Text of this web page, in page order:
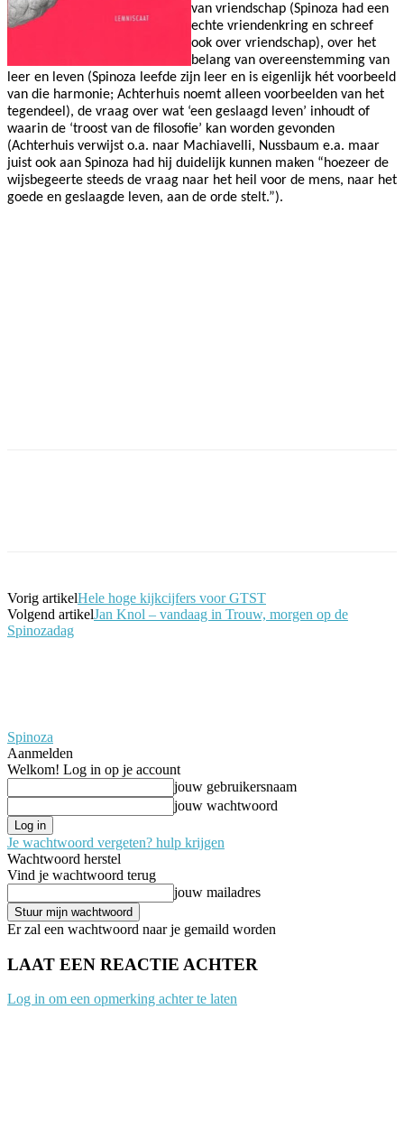
van vriendschap (Spinoza had een
echte vriendenkring en schreef
ook over vriendschap), over het
belang van overeenstemming van
leer en leven (Spinoza leefde zijn leer en is eigenlijk hét voorbeeld
van die harmonie; Achterhuis noemt alleen voorbeelden van het
tegendeel), de vraag over wat ‘een geslaagd leven’ inhoudt of
waarin de ‘troost van de filosofie’ kan worden gevonden
(Achterhuis verwijst o.a. naar Machiavelli, Nussbaum e.a. maar
juist ook aan Spinoza had hij duidelijk kunnen maken “hoezeer de
wijsbegeerte steeds de vraag naar het heil voor de mens, naar het
goede en geslaagde leven, aan de orde stelt.”).
Vorig artikelHele hoge kijkcijfers voor GTST
Volgend artikelJan Knol – vandaag in Trouw, morgen op de
Spinozadag
Spinoza
Aanmelden
Welkom! Log in op je account
jouw gebruikersnaam
jouw wachtwoord
Je wachtwoord vergeten? hulp krijgen
Wachtwoord herstel
Vind je wachtwoord terug
jouw mailadres
Er zal een wachtwoord naar je gemaild worden
LAAT EEN REACTIE ACHTER
Log in om een opmerking achter te laten